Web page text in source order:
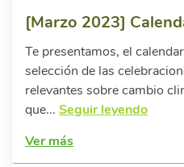
[Marzo 2023]
Te presentamos, el
selección de las
relevantes sobre cambio
que... Seguir leyendo
Ver más